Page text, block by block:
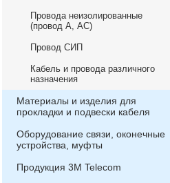
Провода неизолированные
(провод А, АС)
Провод СИП
Кабель и провода различного
назначения
Материалы и изделия для
прокладки и подвески кабеля
Оборудование связи, оконечные
устройства, муфты
Продукция 3М Telecom